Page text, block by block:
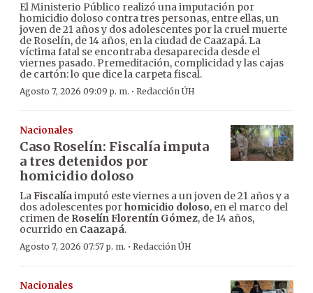
El Ministerio Público realizó una imputación por
homicidio doloso contra tres personas, entre ellas, un
joven de 21 años y dos adolescentes por la cruel muerte
de Roselín, de 14 años, en la ciudad de Caazapá. La
víctima fatal se encontraba desaparecida desde el
viernes pasado. Premeditación, complicidad y las cajas
de cartón: lo que dice la carpeta fiscal.
Agosto 7, 2026 09:09 p. m. · Redacción ÚH
Nacionales
Caso Roselín: Fiscalía imputa
a tres detenidos por
homicidio doloso
LaFiscalíaimputó este viernes a un joven de 21 años y a
dos adolescentes porhomicidio doloso, en el marco del
crimen de Roselín Florentín Gómez, de 14 años,
ocurrido en Caazapá.
Agosto 7, 2026 07:57 p. m. · Redacción ÚH
Nacionales